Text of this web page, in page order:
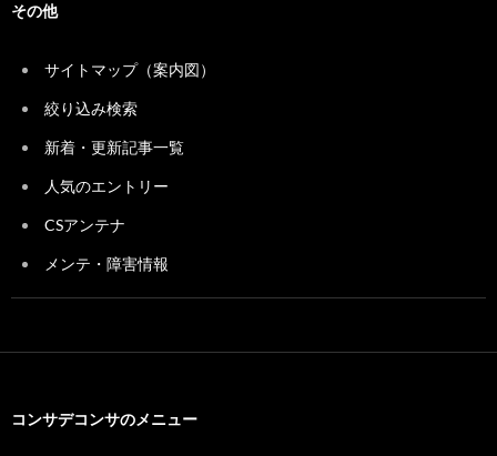
その他
サイトマップ（案内図）
絞り込み検索
新着・更新記事一覧
人気のエントリー
CSアンテナ
メンテ・障害情報
コンサデコンサのメニュー